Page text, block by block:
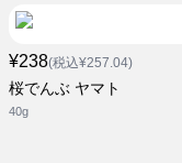
¥238(税込¥257.04)
桜でんぶ ヤマト
40g